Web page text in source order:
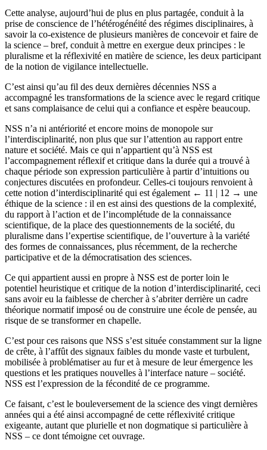
Cette analyse, aujourd’hui de plus en plus partagée, conduit à la
prise de conscience de l’hétérogénéité des régimes disciplinaires, à
savoir la co-existence de plusieurs manières de concevoir et faire de
la science – bref, conduit à mettre en exergue deux principes : le
pluralisme et la réflexivité en matière de science, les deux participant
de la notion de vigilance intellectuelle.
C’est ainsi qu’au fil des deux dernières décennies NSS a
accompagné les transformations de la science avec le regard critique
et sans complaisance de celui qui a confiance et espère beaucoup.
NSS n’a ni antériorité et encore moins de monopole sur
l’interdisciplinarité, non plus que sur l’attention au rapport entre
nature et société. Mais ce qui n’appartient qu’à NSS est
l’accompagnement réflexif et critique dans la durée qui a trouvé à
chaque période son expression particulière à partir d’intuitions ou
conjectures discutées en profondeur. Celles-ci toujours renvoient à
cette notion d’interdisciplinarité qui est également ← 11 | 12 → une
éthique de la science : il en est ainsi des questions de la complexité,
du rapport à l’action et de l’incomplétude de la connaissance
scientifique, de la place des questionnements de la société, du
pluralisme dans l’expertise scientifique, de l’ouverture à la variété
des formes de connaissances, plus récemment, de la recherche
participative et de la démocratisation des sciences.
Ce qui appartient aussi en propre à NSS est de porter loin le
potentiel heuristique et critique de la notion d’interdisciplinarité, ceci
sans avoir eu la faiblesse de chercher à s’abriter derrière un cadre
théorique normatif imposé ou de construire une école de pensée, au
risque de se transformer en chapelle.
C’est pour ces raisons que NSS s’est située constamment sur la ligne
de crête, à l’affût des signaux faibles du monde vaste et turbulent,
mobilisée à problématiser au fur et à mesure de leur émergence les
questions et les pratiques nouvelles à l’interface nature – société.
NSS est l’expression de la fécondité de ce programme.
Ce faisant, c’est le bouleversement de la science des vingt dernières
années qui a été ainsi accompagné de cette réflexivité critique
exigeante, autant que plurielle et non dogmatique si particulière à
NSS – ce dont témoigne cet ouvrage.